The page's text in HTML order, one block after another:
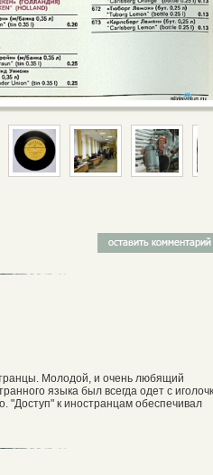
Молодой, и очень любящий
языка был всегда одет с
"Доступ" к иностранцам обеспечивал